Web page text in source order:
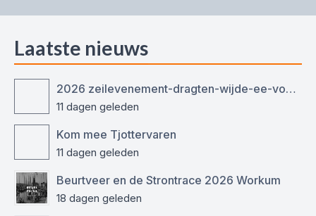
Laatste nieuws
2026 zeilevenement-dragten-wijde-ee-voor-ronde-en-platbodemjachten
11 dagen geleden
Kom mee Tjottervaren
11 dagen geleden
Beurtveer en de Strontrace 2026 Workum
18 dagen geleden